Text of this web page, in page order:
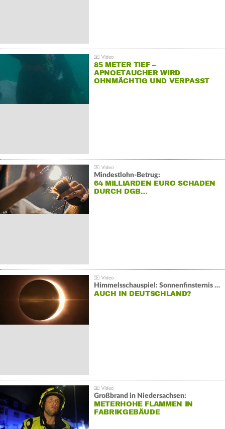
85 METER TIEF –
APNOETAUCHER WIRD
OHNMÄCHTIG UND VERPASST
Mindestlohn-Betrug:
64 MILLIARDEN EURO SCHADEN
DURCH DGB…
Himmelsschauspiel: Sonnenfinsternis über Spanien
AUCH IN DEUTSCHLAND?
Großbrand in Niedersachsen:
METERHOHE FLAMMEN IN
FABRIKGEBÄUDE